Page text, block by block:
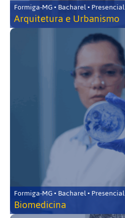
Formiga-MG • Bacharel • Presencial
Arquitetura e Urbanismo
Formiga-MG • Bacharel • Presencial
Biomedicina